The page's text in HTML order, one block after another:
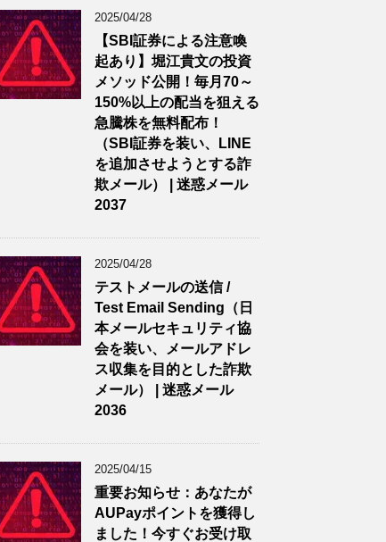
2025/04/28
【SBI証券による注意喚
起あり】堀江貴文の投資
メソッド公開！毎月70～
150%以上の配当を狙える
急騰株を無料配布！
（SBI証券を装い、LINE
を追加させようとする詐
欺メール） | 迷惑メール
2037
2025/04/28
テストメールの送信 /
Test Email Sending（日
本メールセキュリティ協
会を装い、メールアドレ
ス収集を目的とした詐欺
メール） | 迷惑メール
2036
2025/04/15
重要お知らせ：あなたが
AUPayポイントを獲得し
ました！今すぐお受け取